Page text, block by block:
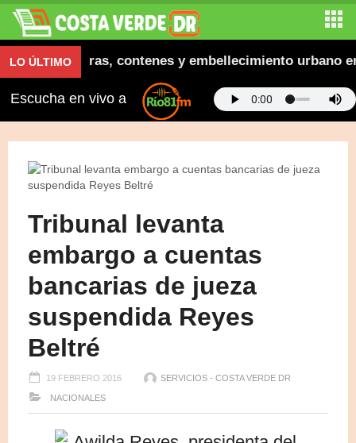
LO ÚLTIMOaceras, contenes y embellecimiento urbano en
Escucha en vivo a
Tribunal levanta
embargo a cuentas
bancarias de jueza
suspendida Reyes
Beltré
19 FEBRERO 2016 SERVICIOS - COSTA VERDE DR
NACIONALES